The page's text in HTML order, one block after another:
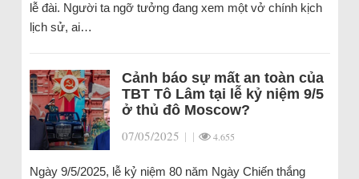
lễ đài. Người ta ngỡ tưởng đang xem một vở chính kịch
lịch sử, ai…
Cảnh báo sự mất an toàn của
TBT Tô Lâm tại lễ kỷ niệm 9/5
ở thủ đô Moscow?
07/05/2025 | | 4.655
Ngày 9/5/2025, lễ kỷ niệm 80 năm Ngày Chiến thắng